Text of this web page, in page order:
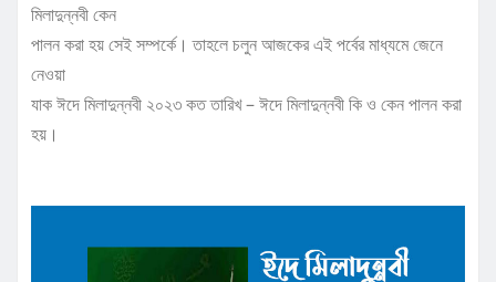
মিলাদুন্নবী কেন
পালন করা হয় সেই সম্পর্কে। তাহলে চলুন আজকের এই পর্বের মাধ্যমে জেনে
নেওয়া
যাক ঈদে মিলাদুন্নবী ২০২৩ কত তারিখ – ঈদে মিলাদুন্নবী কি ও কেন পালন করা
হয়।